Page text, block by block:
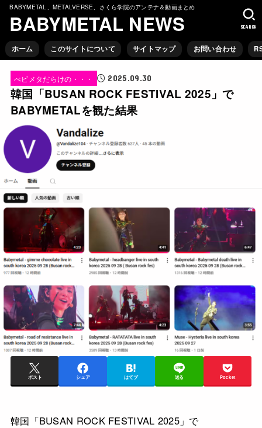
BABYMETAL、METALVERSE、さくら学院のアンテナ＆動画まとめ
BABYMETAL NEWS
ホーム このサイトについて サイトマップ お問い合わせ
SEARCH
べビメタだらけの・・・ 2025.09.30
韓国「BUSAN ROCK FESTIVAL 2025」で
BABYMETALを観た結果
ポスト シェア はてブ 送る Pocket
韓国「BUSAN ROCK FESTIVAL 2025」で